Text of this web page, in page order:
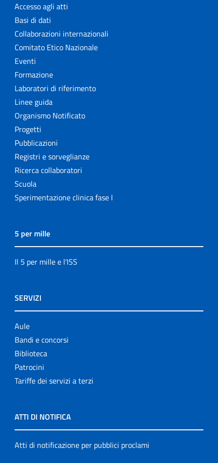
Accesso agli atti
Basi di dati
Collaborazioni internazionali
Comitato Etico Nazionale
Eventi
Formazione
Laboratori di riferimento
Linee guida
Organismo Notificato
Progetti
Pubblicazioni
Registri e sorveglianze
Ricerca collaboratori
Scuola
Sperimentazione clinica fase I
5 per mille
Il 5 per mille e l'ISS
SERVIZI
Aule
Bandi e concorsi
Biblioteca
Patrocini
Tariffe dei servizi a terzi
ATTI DI NOTIFICA
Atti di notificazione per pubblici proclami